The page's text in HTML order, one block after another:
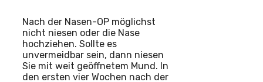
Nach der Nasen-OP möglichst
nicht niesen oder die Nase
hochziehen. Sollte es
unvermeidbar sein, dann niesen
Sie mit weit geöffnetem Mund. In
den ersten vier Wochen nach der